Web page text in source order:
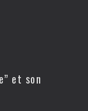
et son